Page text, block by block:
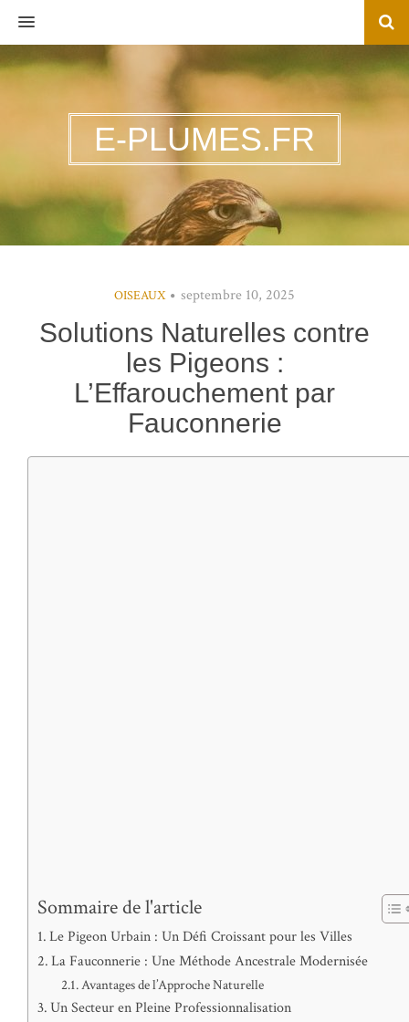
MENU
E-PLUMES.FR
OISEAUX septembre 10, 2025
Solutions Naturelles contre
les Pigeons :
L’Effarouchement par
Fauconnerie
Sommaire de l'article
Le Pigeon Urbain : Un Défi Croissant pour les Villes
La Fauconnerie : Une Méthode Ancestrale Modernisée
Avantages de l’Approche Naturelle
Un Secteur en Pleine Professionnalisation